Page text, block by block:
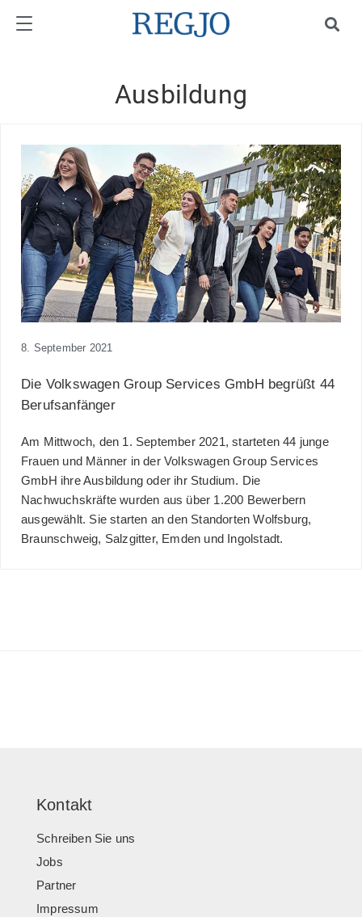
Ausbildung
8. September 2021
Die Volkswagen Group Services GmbH begrüßt 44
Berufsanfänger
Am Mittwoch, den 1. September 2021, starteten 44 junge
Frauen und Männer in der Volkswagen Group Services
GmbH ihre Ausbildung oder ihr Studium. Die
Nachwuchskräfte wurden aus über 1.200 Bewerbern
ausgewählt. Sie starten an den Standorten Wolfsburg,
Braunschweig, Salzgitter, Emden und Ingolstadt.
Kontakt
Schreiben Sie uns
Jobs
Partner
Impressum